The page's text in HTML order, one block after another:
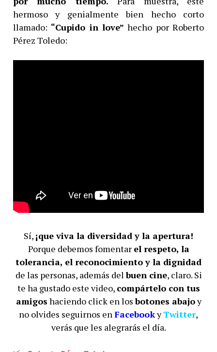
hermoso y genialmente bien hecho corto
llamado: “Cupido in love” hecho por Roberto
Pérez Toledo:
Sí, ¡que viva la diversidad y la apertura!
Porque debemos fomentar el respeto, la
tolerancia, el reconocimiento y la dignidad
de las personas, además delbuen cine, claro. Si
te ha gustado este video, compártelo con tus
amigos haciendo click en losbotones abajoy
no olvides seguirnos en FacebookyTwitter,
verás que les alegrarás el día.